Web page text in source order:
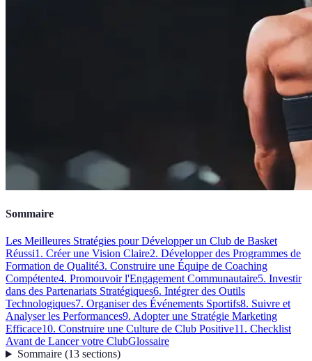
Sommaire
Les Meilleures Stratégies pour Développer un Club de Basket
Réussi1. Créer une Vision Claire2. Développer des Programmes de
Formation de Qualité3. Construire une Équipe de Coaching
Compétente4. Promouvoir l'Engagement Communautaire5. Investir
dans des Partenariats Stratégiques6. Intégrer des Outils
Technologiques7. Organiser des Événements Sportifs8. Suivre et
Analyser les Performances9. Adopter une Stratégie Marketing
Efficace10. Construire une Culture de Club Positive11. Checklist
Avant de Lancer votre ClubGlossaire
Sommaire(13 sections)